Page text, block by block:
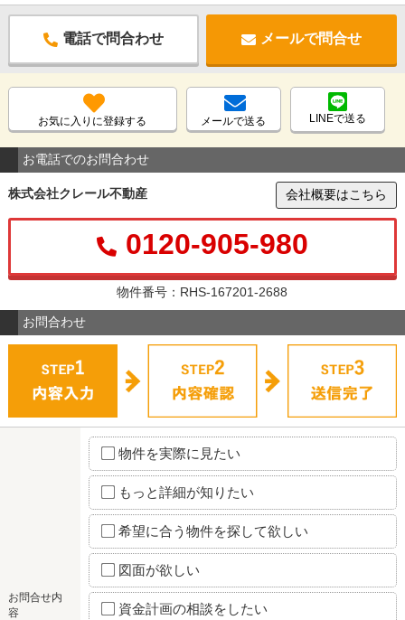
電話で問合わせ メールで問合せ
お気に入りに登録する メールで送る LINEで送る
お電話でのお問合わせ
株式会社クレール不動産 会社概要はこちら
0120-905-980
物件番号：RHS-167201-2688
お問合わせ
お問合せ内
容
物件を実際に見たい
もっと詳細が知りたい
希望に合う物件を探して欲しい
図面が欲しい
資金計画の相談をしたい